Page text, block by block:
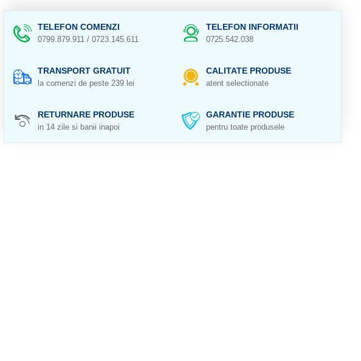
TELEFON COMENZI
0799.879.911 / 0723.145.611
TELEFON INFORMATII
0725.542.038
TRANSPORT GRATUIT
la comenzi de peste 239 lei
CALITATE PRODUSE
atent selectionate
RETURNARE PRODUSE
in 14 zile si banii inapoi
GARANTIE PRODUSE
pentru toate produsele